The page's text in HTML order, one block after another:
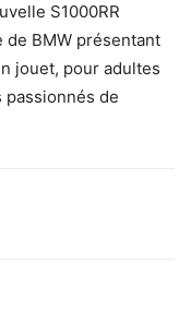
S1000RR
BMW présentant
jouet, pour adultes
de